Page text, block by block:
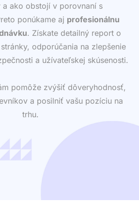
a ako obstojí v porovnaní s
ponúkame aj profesionálnu
. Získate detailný report o
odporúčania na zlepšenie
a užívateľskej skúsenosti.
pomôže zvýšiť dôveryhodnosť,
a posilniť vašu pozíciu na
trhu.